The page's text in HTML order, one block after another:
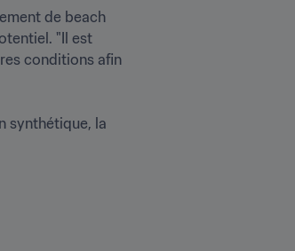
de beach
"Il est
conditions afin
synthétique, la